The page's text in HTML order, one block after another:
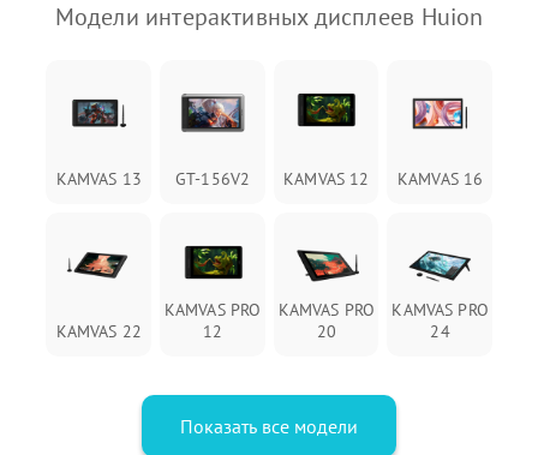
Общий профилактический осмотр и настройка системы от 1000.00 ₽
Модели интерактивных дисплеев Huion
KAMVAS 13 GT-156V2 KAMVAS 12 KAMVAS 16
KAMVAS 22
KAMVAS PRO
12
KAMVAS PRO
20
KAMVAS PRO
24
Показать все модели